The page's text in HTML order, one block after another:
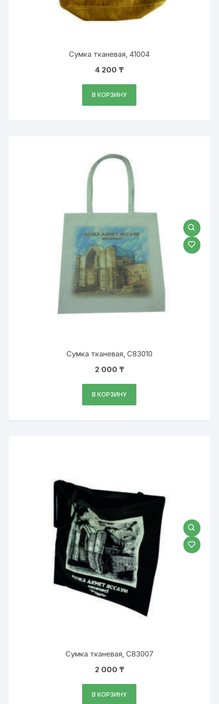
Сумка тканевая, 41004
4 200₸
В КОРЗИНУ
Сумка тканевая, С83010
2 000 ₸
В КОРЗИНУ
Сумка тканевая, С83007
2 000 ₸
В КОРЗИНУ